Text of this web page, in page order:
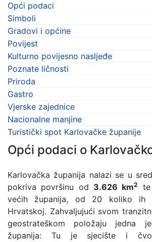
Opći podaci
Simboli
Gradovi i općine
Povijest
Kulturno povijesno nasljeđe
Poznate ličnosti
Priroda
Gastro
Vjerske zajednice
Nacionalne manjine
Turistički spot Karlovačke županije
Opći podaci o
Karlovačka županija nalazi se u
pokriva površinu od 3.626 km2
većih županija, od 20 koliko ih
Hrvatskoj. Zahvaljujući svom
geostrateškom položaju jedna
županija: Tu je sjecište i